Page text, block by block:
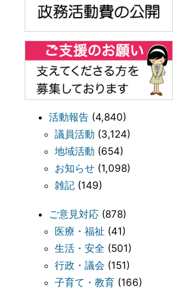
活動報告 (4,840)
議員活動 (3,124)
地域活動 (654)
お知らせ (1,098)
雑記 (149)
ご意見対応 (878)
医療・福祉 (41)
生活・安全 (501)
行政・議会 (151)
子育て・教育 (166)